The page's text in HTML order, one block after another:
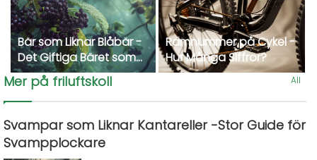
Bär som Liknar Blåbär -
Det Giftiga Bäret som
Ser ut som Blåbär
Ramnummer på Cykel -
Hur Många Siffror?
Mer på friluftskoll All
Svampar som Liknar Kantareller -Stor Guide för
Svampplockare